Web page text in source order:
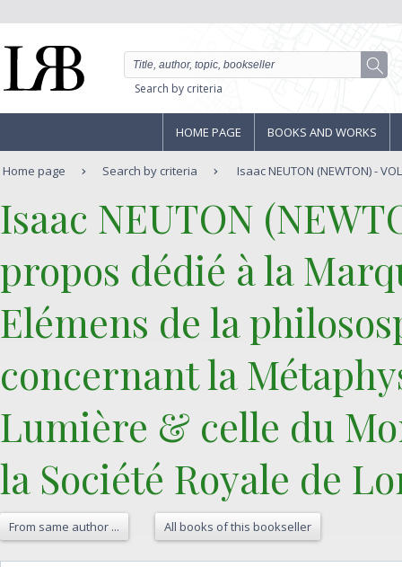
Search by criteria
HOME PAGE BOOKS AND WORKS
Home page Search by criteria Isaac NEUTON (NEWTON) -
‎Isaac NEUTON
propos dédié à la
‎Elémens de la
concernant la
Lumière & celle du
la Société Royale de
From same author ... All books of this bookseller